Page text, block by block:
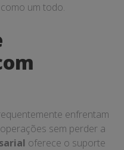
um todo.
enfrentam
sem perder a
oferece o suporte